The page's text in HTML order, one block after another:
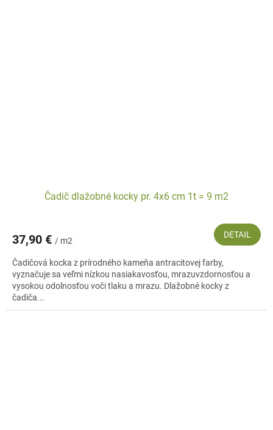
Čadič dlažobné kocky pr. 4x6 cm 1t = 9 m2
37,90 € / m2
DETAIL
Čadičová kocka z prírodného kameňa antracitovej farby,
vyznačuje sa veľmi nízkou nasiakavosťou, mrazuvzdornosťou a
vysokou odolnosťou voči tlaku a mrazu. Dlažobné kocky z
čadiča...